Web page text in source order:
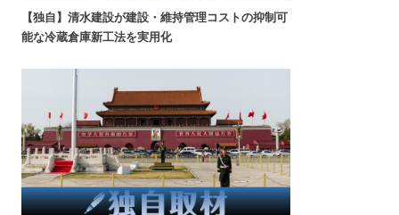
【独自】清水建設が建設・維持管理コストの抑制可
能な冷蔵倉庫新工法を実用化